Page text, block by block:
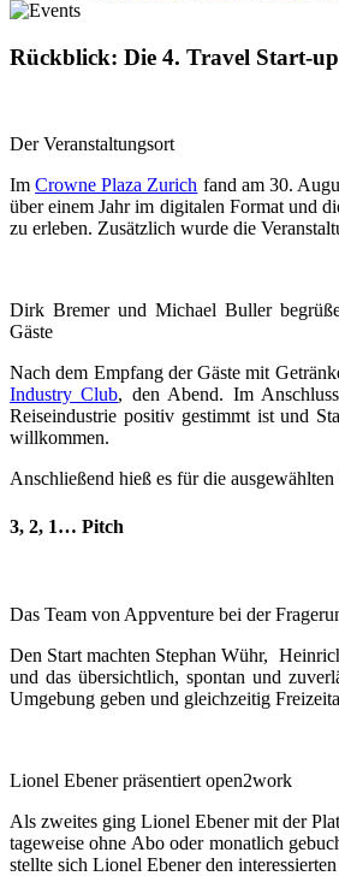
Rückblick: Die 4. Travel Start-
Der Veranstaltungsort
Im Crowne Plaza Zurich fand am 30.
über einem Jahr im digitalen Format und
zu erleben. Zusätzlich wurde die
Dirk Bremer und Michael Buller
Gäste
Nach dem Empfang der Gäste mit
Industry Club, den Abend. Im
Reiseindustrie positiv gestimmt ist und
willkommen.
Anschließend hieß es für die
3, 2, 1… Pitch
Das Team von Appventure bei der
Den Start machten Stephan Wühr,
und das übersichtlich, spontan und
Umgebung geben und gleichzeitig
Lionel Ebener präsentiert open2work
Als zweites ging Lionel Ebener mit der
tageweise ohne Abo oder monatlich
stellte sich Lionel Ebener den